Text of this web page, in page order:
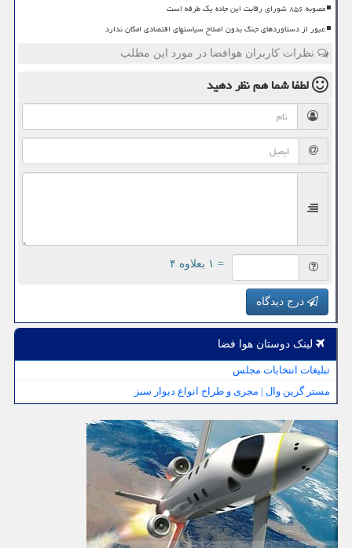
مصوبه ۸۵۶ شورای رقابت این جاده یک طرفه است
عبور از دستاوردهای جنگ بدون اصلاح سیاستهای اقتصادی امکان ندارد
نظرات کاربران هوافضا در مورد این مطلب
لطفا شما همنظر دهید
= ۱ بعلاوه ۴
درج دیدگاه
لینک دوستان هوا فضا
تبلیغات انتخابات مجلس
مستر گرین وال | مجری و طراح انواع دیوار سبز